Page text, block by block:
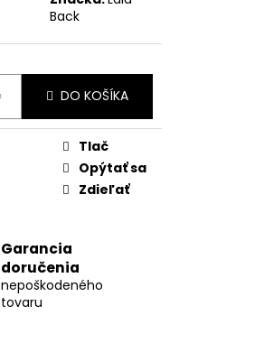
Back
DO KOŠÍKA
Tlač
Opýtať sa
Zdieľať
Garancia
doručenia
nepoškodeného
tovaru